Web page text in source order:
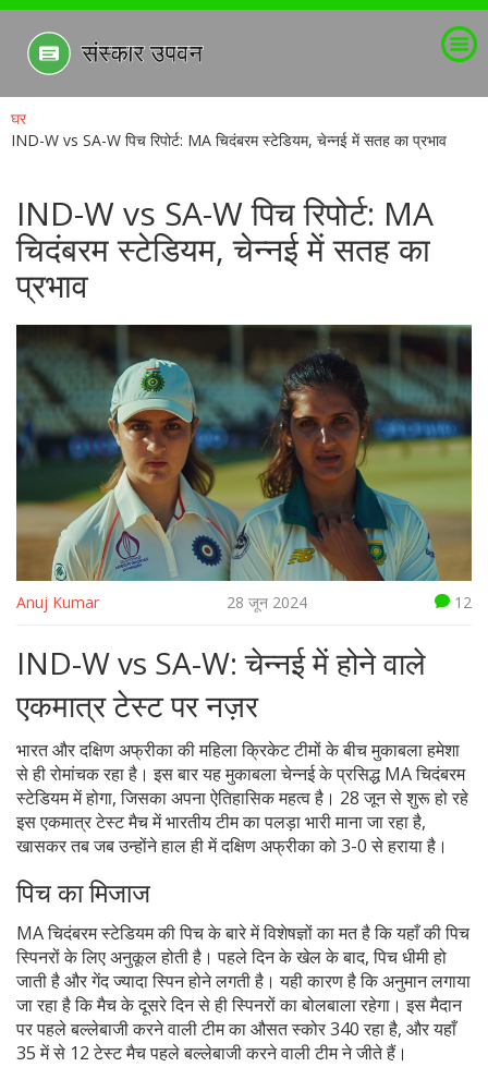
घर
IND-W vs SA-W पिच रिपोर्ट: MA चिदंबरम स्टेडियम, चेन्नई में सतह का प्रभाव
IND-W vs SA-W पिच रिपोर्ट: MA
चिदंबरम स्टेडियम, चेन्नई में सतह का
प्रभाव
Anuj Kumar 28 जून 2024 12
IND-W vs SA-W: चेन्नई में होने वाले
एकमात्र टेस्ट पर नज़र
भारत और दक्षिण अफ्रीका की महिला क्रिकेट टीमों के बीच मुकाबला हमेशा
से ही रोमांचक रहा है। इस बार यह मुकाबला चेन्नई के प्रसिद्ध MA चिदंबरम
स्टेडियम में होगा, जिसका अपना ऐतिहासिक महत्व है। 28 जून से शुरू हो रहे
इस एकमात्र टेस्ट मैच में भारतीय टीम का पलड़ा भारी माना जा रहा है,
खासकर तब जब उन्होंने हाल ही में दक्षिण अफ्रीका को 3-0 से हराया है।
पिच का मिजाज
MA चिदंबरम स्टेडियम की पिच के बारे में विशेषज्ञों का मत है कि यहाँ की पिच
स्पिनरों के लिए अनुकूल होती है। पहले दिन के खेल के बाद, पिच धीमी हो
जाती है और गेंद ज्यादा स्पिन होने लगती है। यही कारण है कि अनुमान लगाया
जा रहा है कि मैच के दूसरे दिन से ही स्पिनरों का बोलबाला रहेगा। इस मैदान
पर पहले बल्लेबाजी करने वाली टीम का औसत स्कोर 340 रहा है, और यहाँ
35 में से 12 टेस्ट मैच पहले बल्लेबाजी करने वाली टीम ने जीते हैं।